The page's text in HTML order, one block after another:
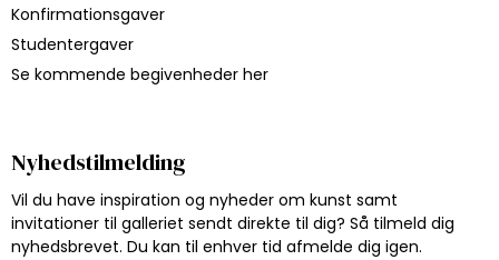
Konfirmationsgaver
Studentergaver
Se kommende begivenheder her
Nyhedstilmelding
Vil du have inspiration og nyheder om kunst samt
invitationer til galleriet sendt direkte til dig? Så tilmeld dig
nyhedsbrevet. Du kan til enhver tid afmelde dig igen.